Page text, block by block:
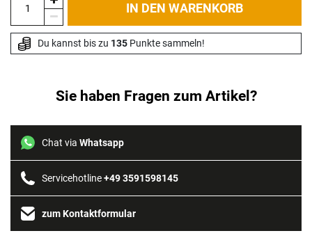
IN DEN WARENKORB
Du kannst bis zu 135 Punkte sammeln!
Sie haben Fragen zum Artikel?
Chat via Whatsapp
Servicehotline+49 3591598145
zum Kontaktformular